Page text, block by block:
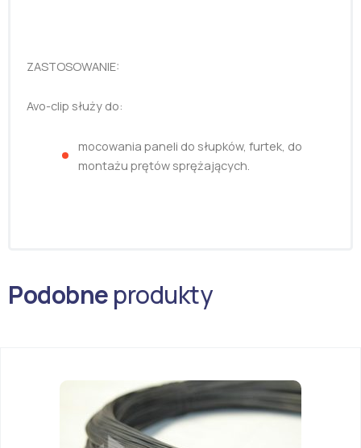
ZASTOSOWANIE:
Avo-clip służy do:
mocowania paneli do słupków, furtek, do
montażu prętów sprężających.
Podobneprodukty